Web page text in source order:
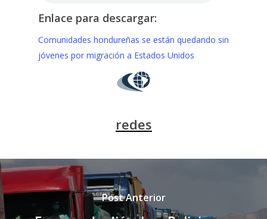
Enlace para descargar:
Comunidades hondureñas se están quedando sin
jóvenes por migración a Estados Unidos
redes
Post Anterior